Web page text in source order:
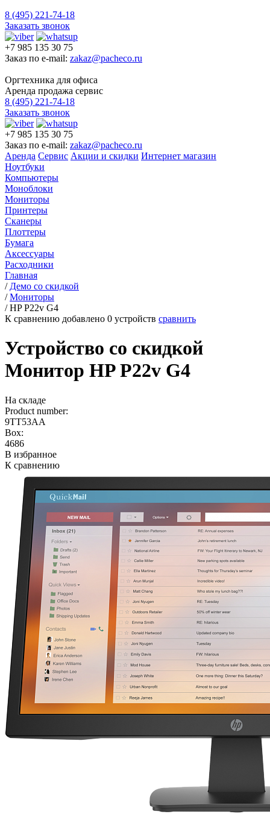
8 (495) 221-74-18
Заказать звонок
+7 985 135 30 75
Заказ по e-mail: zakaz@pacheco.ru
Оргтехника для офиса
Аренда продажа сервис
8 (495) 221-74-18
Заказать звонок
+7 985 135 30 75
Заказ по e-mail: zakaz@pacheco.ru
Аренда Сервис Акции и скидки Интернет магазин
Ноутбуки
Компьютеры
Моноблоки
Мониторы
Принтеры
Сканеры
Плоттеры
Бумага
Аксессуары
Расходники
Главная
/ Демо со скидкой
/Мониторы
/HP P22v G4
К сравнению добавлено 0 устройств сравнить
Устройство со скидкой
Монитор HP P22v G4
На складе
Product number:
9TT53AA
Box:
4686
В избранное
К сравнению